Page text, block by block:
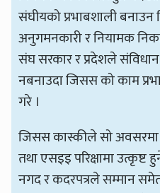
संघीयको प्रभाबशाली
अनुगमनकारी र नियामक
संघ सरकार र प्रदेशले
नबनाउदा जिसस को काम
गरे ।
जिसस कास्कीले सो अवसरमा
तथा एसइइ परिक्षामा उत्कृष्ट
नगद र कदरपत्रले सम्मान